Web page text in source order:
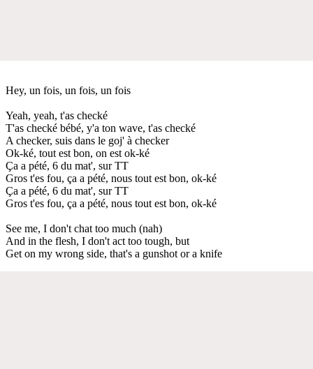
Hey, un fois, un fois, un fois
Yeah, yeah, t'as checké
T'as checké bébé, y'a ton wave, t'as checké
A checker, suis dans le goj' à checker
Ok-ké, tout est bon, on est ok-ké
Ça a pété, 6 du mat', sur TT
Gros t'es fou, ça a pété, nous tout est bon, ok-ké
Ça a pété, 6 du mat', sur TT
Gros t'es fou, ça a pété, nous tout est bon, ok-ké
See me, I don't chat too much (nah)
And in the flesh, I don't act too tough, but
Get on my wrong side, that's a gunshot or a knife